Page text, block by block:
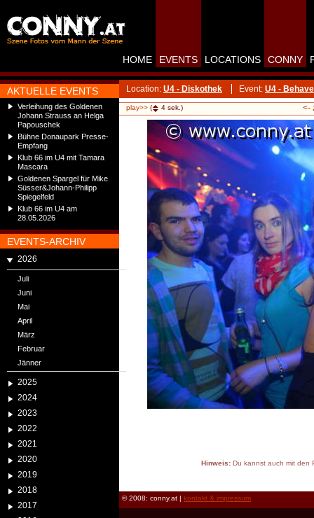
AKTUELLE EVENTS
Verleihung des Goldenen
Johann Strauss an Helga
Papouschek
Bühne Donaupark Presse-
Empfang
Klub 66 im U4 mit Tamara
Mascara
Goldenen Spargel für Mike
Süsser&Johann-Philipp
Spiegelfeld
Klub 66 im U4 am
28.05.2026
EVENTS-ARCHIV
2026
Juli
Juni
Mai
April
März
Februar
Jänner
2025
2024
2023
2022
2021
2020
2019
2018
2017
HOME EVENTS LOCATIONS CONNY
Location: U4 - Diskothek Event: U4 -
play>> ( 4 sek.) <-
Hinweis:Du kannst auch mit den
© 2008: conny.at | kontakt & impressum